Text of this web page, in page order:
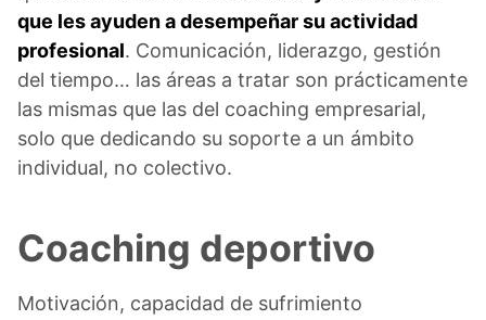
que les ayuden a desempeñar su actividad
profesional. Comunicación, liderazgo, gestión
del tiempo… las áreas a tratar son prácticamente
las mismas que las del coaching empresarial,
solo que dedicando su soporte a un ámbito
individual, no colectivo.
Coaching deportivo
Motivación, capacidad de sufrimiento